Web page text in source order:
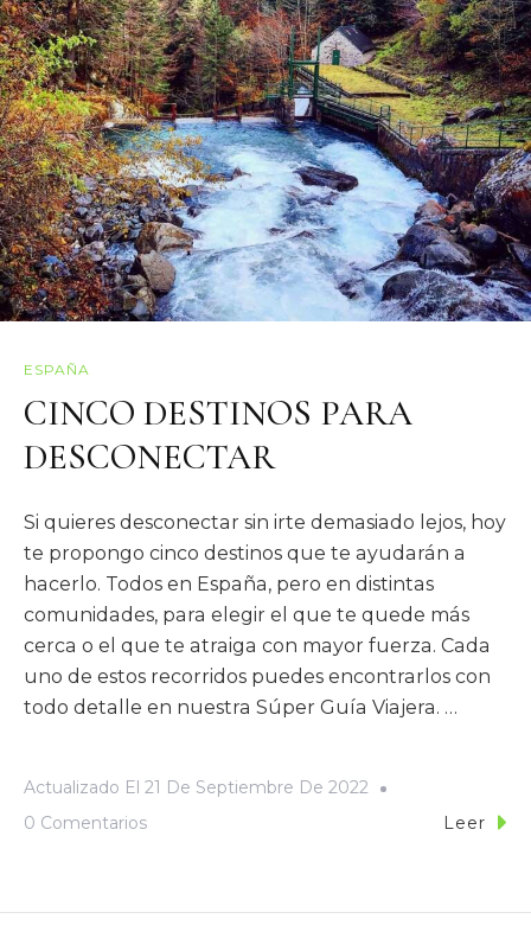
ESPAÑA
CINCO DESTINOS PARA
DESCONECTAR
Si quieres desconectar sin irte demasiado lejos, hoy
te propongo cinco destinos que te ayudarán a
hacerlo. Todos en España, pero en distintas
comunidades, para elegir el que te quede más
cerca o el que te atraiga con mayor fuerza. Cada
uno de estos recorridos puedes encontrarlos con
todo detalle en nuestra Súper Guía Viajera. …
Actualizado El 21 De Septiembre De 2022
0 Comentarios
Leer